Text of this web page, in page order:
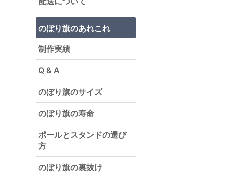
のぼり旗のあれこれ
制作実績
Q & A
のぼり旗のサイズ
のぼり旗の寿命
ポールとスタンドの選び
方
のぼり旗の裏抜け